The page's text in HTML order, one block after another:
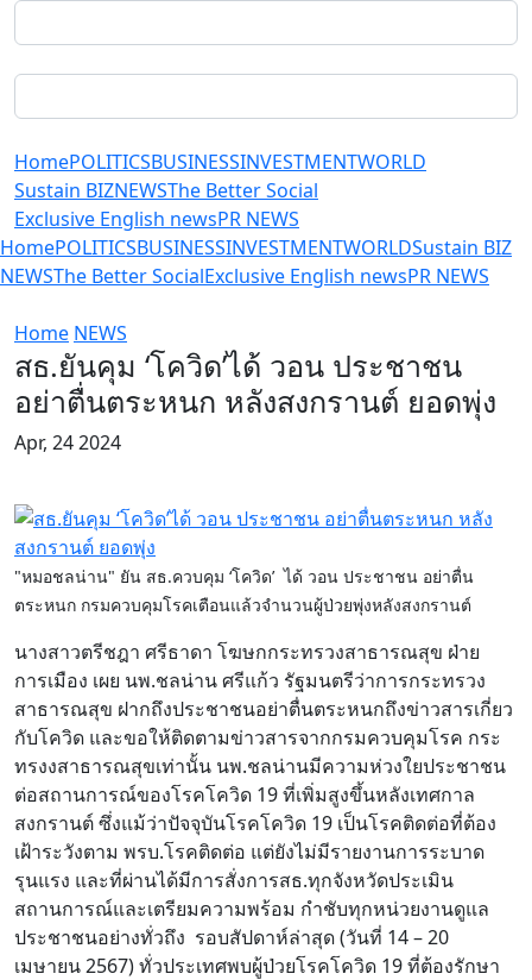
HomePOLITICSBUSINESSINVESTMENTWORLD
Sustain BIZNEWSThe Better Social
Exclusive English newsPR NEWS
HomePOLITICSBUSINESSINVESTMENTWORLDSustain BIZ
NEWSThe Better SocialExclusive English newsPR NEWS
Home NEWS
สธ.ยันคุม ‘โควิด’ได้ วอน ประชาชน
อย่าตื่นตระหนก หลังสงกรานต์ ยอดพุ่ง
Apr, 24 2024
"หมอชลน่าน" ยัน สธ.ควบคุม ‘โควิด’ ได้ วอน ประชาชน อย่าตื่น
ตระหนก กรมควบคุมโรคเตือนแล้วจำนวนผู้ป่วยพุ่งหลังสงกรานต์
นางสาวตรีชฎา ศรีธาดา โฆษกกระทรวงสาธารณสุข ฝ่าย
การเมือง เผย นพ.ชลน่าน ศรีแก้ว รัฐมนตรีว่าการกระทรวง
สาธารณสุข ฝากถึงประชาชนอย่าตื่นตระหนกถึงข่าวสารเกี่ยว
กับโควิด และขอให้ติดตามข่าวสารจากกรมควบคุมโรค กระ
ทรงงสาธารณสุขเท่านั้น นพ.ชลน่านมีความห่วงใยประชาชน
ต่อสถานการณ์ของโรคโควิด 19 ที่เพิ่มสูงขึ้นหลังเทศกาล
สงกรานต์ ซึ่งแม้ว่าปัจจุบันโรคโควิด 19 เป็นโรคติดต่อที่ต้อง
เฝ้าระวังตาม พรบ.โรคติดต่อ แต่ยังไม่มีรายงานการระบาด
รุนแรง และที่ผ่านได้มีการสั่งการสธ.ทุกจังหวัดประเมิน
สถานการณ์และเตรียมความพร้อม กำชับทุกหน่วยงานดูแล
ประชาชนอย่างทั่วถึง รอบสัปดาห์ล่าสุด (วันที่ 14 – 20
เมษายน 2567) ทั่วประเทศพบผู้ป่วยโรคโควิด 19 ที่ต้องรักษา